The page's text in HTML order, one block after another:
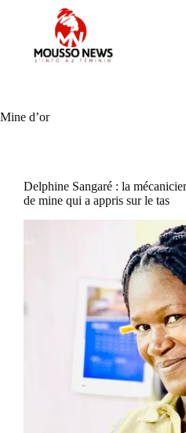
Mine d’or
Delphine Sangaré : la
de mine qui a appris sur le tas